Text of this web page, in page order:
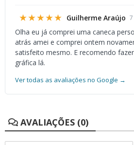
★★★★★ Guilherme Araújo
Olha eu já comprei uma caneca
atrás amei e comprei ontem
satisfeito mesmo. E recomendo
gráfica lá.
Ver todas as avaliações no Google →
AVALIAÇÕES (0)